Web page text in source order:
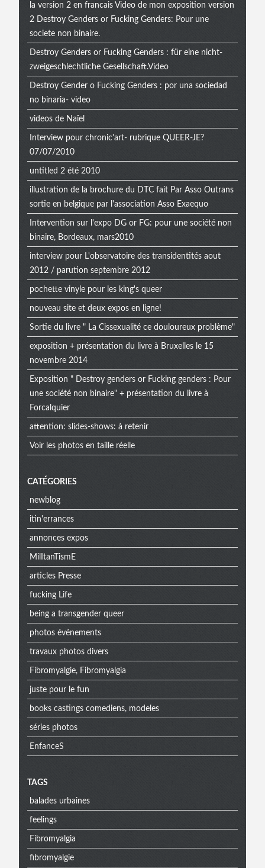
la version 2 en francais Video de mon exposition version
2 Destroy Genders or Fucking Genders: Pour une
societe non binaire.
Destroy Genders or Fucking Genders : für eine nicht-
zweigeschlechtliche Gesellschaft.Video
Destroy Gender o Fucking Genders : por una sociedad
no binaria- video
videos de Naïel
Interview pour chronic'art- rubrique QUEER-JE?
07/07/2010
untitled 2 été 2010
illustration de la brochure du DTC fait Par Asso Outrans
sortie en belgique par l'association Asso Exaequo
Intervention sur l'expo DG or FG: pour une société non
binaire, Bordeaux, mars2010
interview pour L'observatoire des transidentités aout
2012 / parution septembre 2012
pochette vinyle pour les king's queer
nouveau site et deux expos en ligne!
Sortie du livre " La Cissexualité ce douloureux problème"
exposition + présentation du livre à Bruxelles le 15
novembre 2014
Exposition " Destroy genders or Fucking genders : Pour
une société non binaire" + présentation du livre à
Forcalquier
attention: slides-shows: à retenir
Voir les photos en taille réelle
CATÉGORIES
newblog
itin'errances
annonces expos
MilItanTismE
articles Presse
fucking Life
being a transgender queer
photos événements
travaux photos divers
Fibromyalgie, Fibromyalgia
juste pour le fun
books castings comediens, modeles
séries photos
EnfanceS
Menu
extra
TAGS
balades urbaines
feelings
Fibromyalgia
fibromyalgie